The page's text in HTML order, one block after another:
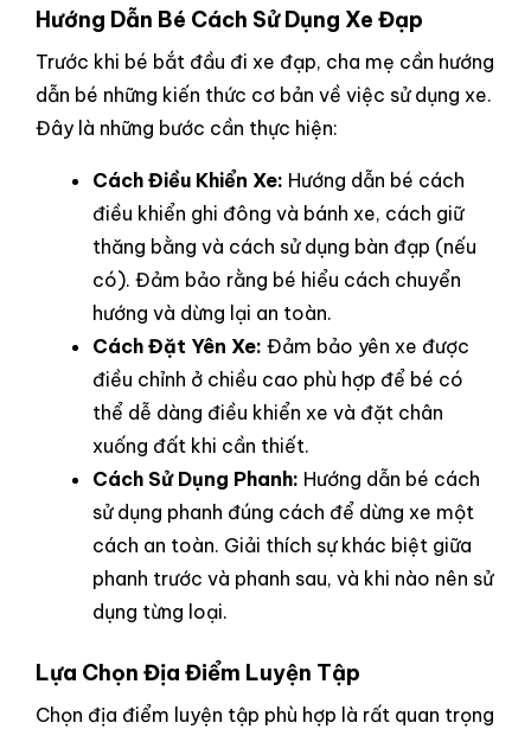
Hướng Dẫn Bé Cách Sử Dụng Xe Đạp
Trước khi bé bắt đầu đi xe đạp, cha mẹ cần hướng
dẫn bé những kiến thức cơ bản về việc sử dụng xe.
Đây là những bước cần thực hiện:
Cách Điều Khiển Xe: Hướng dẫn bé cách
điều khiển ghi đông và bánh xe, cách giữ
thăng bằng và cách sử dụng bàn đạp (nếu
có). Đảm bảo rằng bé hiểu cách chuyển
hướng và dừng lại an toàn.
Cách Đặt Yên Xe: Đảm bảo yên xe được
điều chỉnh ở chiều cao phù hợp để bé có
thể dễ dàng điều khiển xe và đặt chân
xuống đất khi cần thiết.
Cách Sử Dụng Phanh: Hướng dẫn bé cách
sử dụng phanh đúng cách để dừng xe một
cách an toàn. Giải thích sự khác biệt giữa
phanh trước và phanh sau, và khi nào nên sử
dụng từng loại.
Lựa Chọn Địa Điểm Luyện Tập
Chọn địa điểm luyện tập phù hợp là rất quan trọng